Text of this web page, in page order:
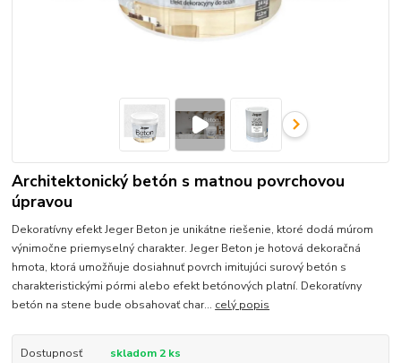
Architektonický betón s matnou povrchovou
úpravou
Dekoratívny efekt Jeger Beton je unikátne riešenie, ktoré dodá múrom
výnimočne priemyselný charakter. Jeger Beton je hotová dekoračná
hmota, ktorá umožňuje dosiahnuť povrch imitujúci surový betón s
charakteristickými pórmi alebo efekt betónových platní. Dekoratívny
betón na stene bude obsahovať char... celý popis
Dostupnosť skladom 2 ks